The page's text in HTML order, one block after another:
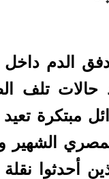
الدم
حالات تلف
مبتكرة
أحدثوا